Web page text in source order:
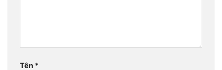
Tên *